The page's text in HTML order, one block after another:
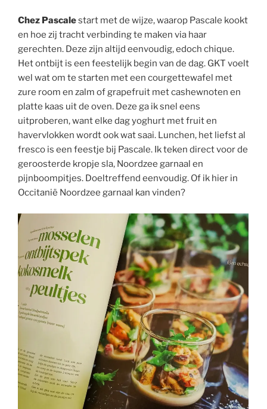
Chez Pascalestart met de wijze, waarop Pascale kookt
en hoe zij tracht verbinding te maken via haar
gerechten. Deze zijn altijd eenvoudig, edoch chique.
Het ontbijt is een feestelijk begin van de dag. GKT voelt
wel wat om te starten met een courgettewafel met
zure room en zalm of grapefruit met cashewnoten en
platte kaas uit de oven. Deze ga ik snel eens
uitproberen, want elke dag yoghurt met fruit en
havervlokken wordt ook wat saai. Lunchen, het liefst al
fresco is een feestje bij Pascale. Ik teken direct voor de
geroosterde kropje sla, Noordzee garnaal en
pijnboompitjes. Doeltreffend eenvoudig. Of ik hier in
Occitanië Noordzee garnaal kan vinden?